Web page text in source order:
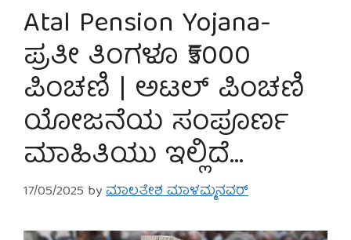
Atal Pension Yojana-
ಪ್ರತೀ ತಿಂಗಳೂ ₹5000
ಪಿಂಚಣಿ | ಅಟಲ್ ಪಿಂಚಣಿ
ಯೋಜನೆಯ ಸಂಪೂರ್ಣ
ಮಾಹಿತಿಯು ಇಲ್ಲಿದೆ…
17/05/2025 byಮಾಲತೇಶ ಮಾಳಮ್ಮನವರ್